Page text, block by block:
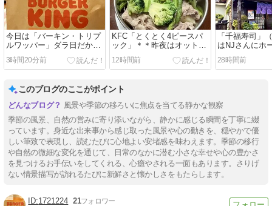
今日は「バーキン・トリプ
ルワッパー」ダラ日だか
ら、ま、いいか。
3時間20分前
KFC「とくとく4ピースパ
ック」＊＊昨夜はオットの
蒸し野菜だったので、禁断
のアゲモノを…！！
12時間前
「千福寿司」
はNJさんにホ
とワークマン
もらったの
28時間前
このブログのここがポイント
風景や季節の移ろいに焦点を当てる静かな観察
季節の風景、自然の営みに寄り添いながら、静かに感じる瞬間を丁寧に綴
っています。身近な出来事から感じ取った風景や心の動きを、穏やかで優
しい筆致で表現し、読むたびに心地よい安堵感を味わえます。季節の移行
や自然の微細な変化を通じて、日常のなかに潜む小さな幸せや心の豊かさ
を見つけるお手伝いをしてくれる、心癒やされる一面もあります。さりげ
ない情景描写が訪れるたびに新鮮さと懐かしさをもたらします。
1721224 21